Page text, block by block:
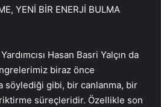
YENİ BİR ENERJİ BULMA
Hasan Basri Yalçın da
biraz önce
söylediği gibi, bir canlanma, bir
süreçleridir. Özellikle son